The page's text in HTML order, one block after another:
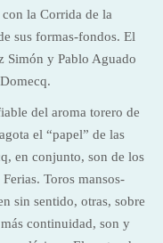
con la Corrida de la
sus formas-fondos. El
Simón y Pablo Aguado
del aroma torero de
el “papel” de las
en conjunto, son de los
Toros mansos-
sin sentido, otras, sobre
continuidad, son y